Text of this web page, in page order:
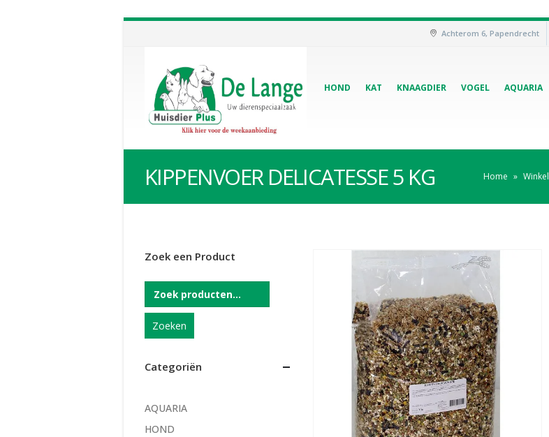
Achterom 6, Papendrecht
HOND KAT KNAAGDIER VOGEL AQUARIA
KIPPENVOER DELICATESSE 5 KG Home » Winkel
Zoek een Product
Zoeken
Categoriën
AQUARIA
HOND